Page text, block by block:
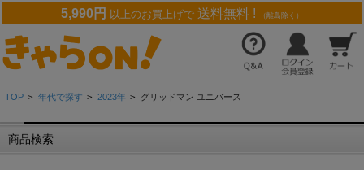
5,990円 以上のお買上げで 送料無料 ! （離島除く）
TOP > 年代で探す > 2023年 > グリッドマン ユニバース
商品検索